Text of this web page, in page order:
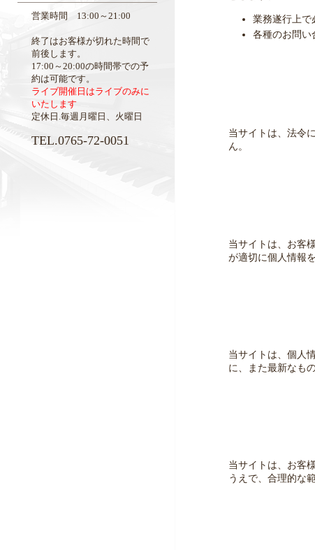
営業時間 13:00～21:00
終了はお客様が切れた時間で
前後します。
17:00～20:00の時間帯での予
約は可能です。
ライブ開催日はライブのみに
いたします
定休日.毎週月曜日、火曜日
TEL.0765-72-0051
業務遂行上で
各種のお問い
当サイトは、法令
ん。
当サイトは、お客
が適切に個人情報
当サイトは、個人
に、また最新なも
当サイトは、お客
うえで、合理的な